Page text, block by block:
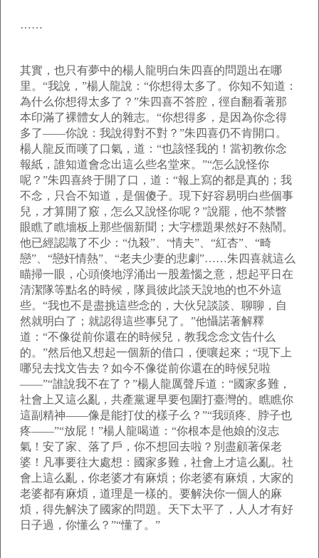
……
其實，也只有夢中的楊人龍明白朱四喜的問題出在哪
里。“我說，”楊人龍說：“你想得太多了。你知不知道：
為什么你想得太多了？”朱四喜不答腔，徑自翻看著那
本印滿了裸體女人的雜志。“你想得多，是因為你念得
多了——你說：我說得對不對？”朱四喜仍不肯開口。
楊人龍反而嘆了口氣，道：“也該怪我的！當初教你念
報紙， 誰知道會念出這么些名堂來。”“怎么說怪你
呢？”朱四喜終于開了口，道：“報上寫的都是真的；我
不念，只合不知道，是個傻子。現下好容易明白些個事
兒，才算開了竅，怎么又說怪你呢？”說罷，他不禁瞥
眼瞧了瞧墻板上那些個新聞；大字標題果然好不熱鬧。
他已經認識了不少：“仇殺”、“情夫”、“紅杏”、“畸
戀”、“戀奸情熱”、“老夫少妻的悲劇”……朱四喜就這么
瞄掃一眼，心頭倏地浮涌出一股羞惱之意，想起平日在
清潔隊等點名的時候，隊員彼此談天說地的也不外這
些。“我也不是盡挑這些念的，大伙兒談談、聊聊，自
然就明白了；就認得這些事兒了。”他懾諾著解釋
道：“不像從前你還在的時候兒，教我念念文告什么
的。”然后他又想起一個新的借口，便嚷起來；“現下上
哪兒去找文告去？如今不像從前你還在的時候兒啦
——”“誰說我不在了？”楊人龍厲聲斥道：“國家多難，
社會上又這么亂，共產黨遲早要包圍打臺灣的。瞧瞧你
這副精神——像是能打仗的樣子么？”“我頭疼、脖子也
疼——”“放屁！”楊人龍喝道：“你根本是他娘的沒志
氣！安了家、落了戶，你不想回去啦？別盡顧著保老
婆！凡事要往大處想：國家多難，社會上才這么亂。社
會上這么亂，你老婆才有麻煩；你老婆有麻煩，大家的
老婆都有麻煩，道理是一樣的。要解決你一個人的麻
煩，得先解決了國家的問題。天下太平了，人人才有好
日子過，你懂么？”“懂了。”